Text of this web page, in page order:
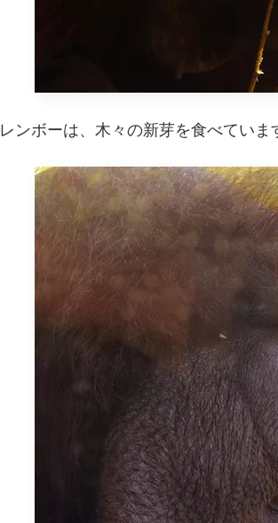
レンボーは、木々の新芽を食べていま